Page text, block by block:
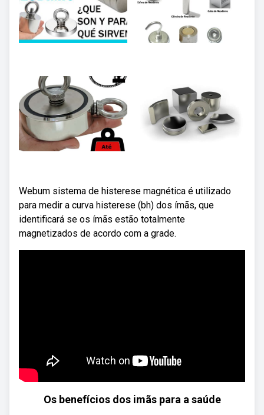
Webum sistema de histerese magnética é utilizado
para medir a curva histerese (bh) dos ímãs, que
identificará se os ímãs estão totalmente
magnetizados de acordo com a grade.
Os benefícios dos imãs para a saúde